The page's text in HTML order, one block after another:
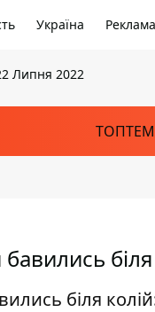
Україна Реклама
Липня 2022
бавились
біля